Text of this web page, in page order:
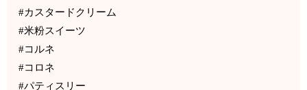
#カスタードクリーム
#米粉スイーツ
#コルネ
#コロネ
#パティスリー